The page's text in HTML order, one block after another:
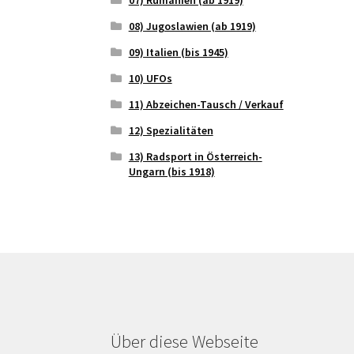
08) Jugoslawien (ab 1919)
09) Italien (bis 1945)
10) UFOs
11) Abzeichen-Tausch / Verkauf
12) Spezialitäten
13) Radsport in Österreich-
Ungarn (bis 1918)
Über diese Webseite